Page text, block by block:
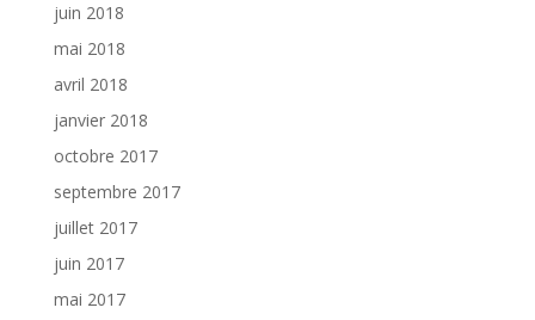
juin 2018
mai 2018
avril 2018
janvier 2018
octobre 2017
septembre 2017
juillet 2017
juin 2017
mai 2017